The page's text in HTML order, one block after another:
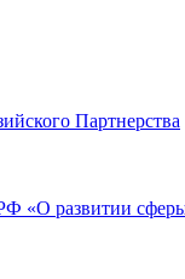
Партнерства
«О развитии